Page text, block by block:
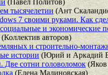
тысячелетии (Ант
7 своими руками. Как
и экономические
(Коллектив авторов)
и строительно-
истории(Юрий и Аркадий
Две сотни головоломок(Яков
(Елена Малиновская)